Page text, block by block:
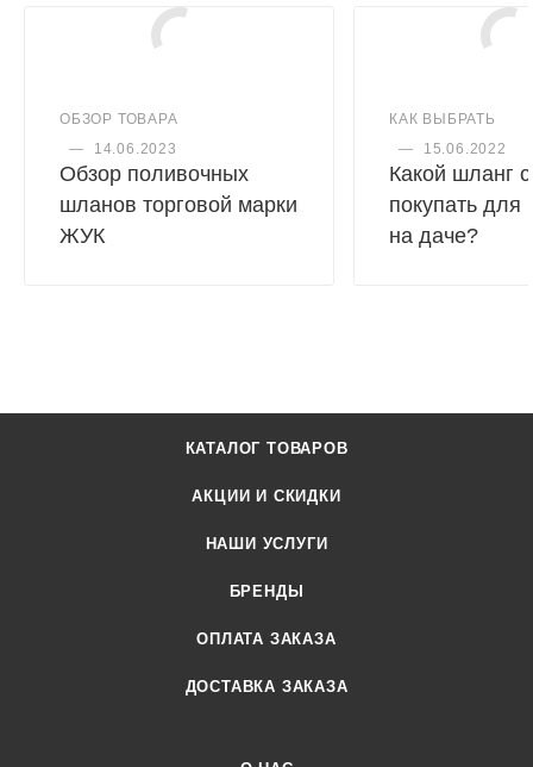
ОБЗОР ТОВАРА
—
14.06.2023
Обзор поливочных
шланов торговой марки
ЖУК
КАК ВЫБРАТЬ
—
15.06.2022
Какой шланг
покупать для
на даче?
КАТАЛОГ ТОВАРОВ
АКЦИИ И СКИДКИ
НАШИ УСЛУГИ
БРЕНДЫ
ОПЛАТА ЗАКАЗА
ДОСТАВКА ЗАКАЗА